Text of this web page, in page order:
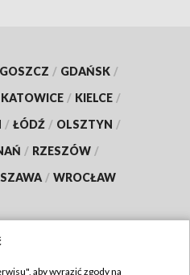
/ GDAŃSK /
KATOWICE / KIELCE /
/ ŁÓDŹ / OLSZTYN /
/ RZESZÓW /
/ WROCŁAW
aby wyrazić zgody na